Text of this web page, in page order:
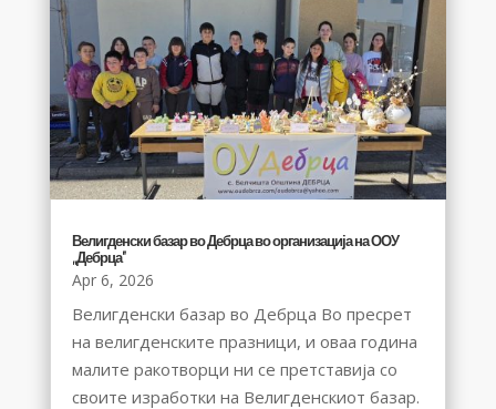
Велигденски базар во Дебрца во организација на ООУ
,,Дебрца”
Apr 6, 2026
Велигденски базар во Дебрца Во пресрет
на велигденските празници, и оваа година
малите ракотворци ни се претставија со
своите изработки на Велигденскиот базар.